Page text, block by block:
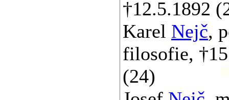
†12.5.1892
Karel Nejč,
filosofie,
(24)